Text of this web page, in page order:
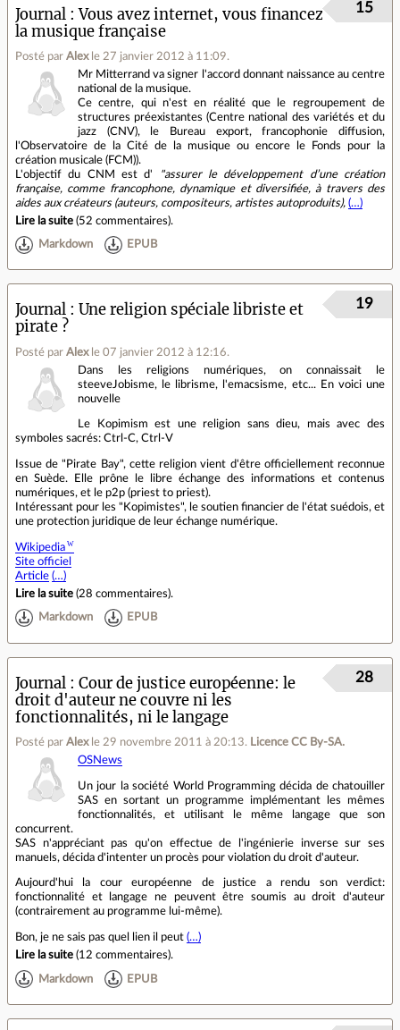
Journal
Vous avez internet, vous financez
la musique française
Posté par Alex le 27 janvier 2012 à 11:09.
15
Mr Mitterrand va signer l'accord donnant naissance au centre
national de la musique.
Ce centre, qui n'est en réalité que le regroupement de
structures préexistantes (Centre national des variétés et du
jazz (CNV), le Bureau export, francophonie diffusion,
l'Observatoire de la Cité de la musique ou encore le Fonds pour la
création musicale (FCM)).
L'objectif du CNM est d'
"assurer le développement d’une création
française, comme francophone, dynamique et diversifiée, à travers des
aides aux créateurs (auteurs, compositeurs, artistes autoproduits), (…)
Lire la suite (52 commentaires).
Markdown EPUB
Journal
Une religion spéciale libriste et
pirate ?
Posté par Alex le 07 janvier 2012 à 12:16.
19
Dans les religions numériques, on connaissait le
steeveJobisme, le librisme, l'emacsisme, etc... En voici une
nouvelle
Le Kopimism est une religion sans dieu, mais avec des
symboles sacrés: Ctrl-C, Ctrl-V
Issue de "Pirate Bay", cette religion vient d'être officiellement reconnue
en Suède. Elle prône le libre échange des informations et contenus
numériques, et le p2p (priest to priest).
Intéressant pour les "Kopimistes", le soutien financier de l'état suédois, et
une protection juridique de leur échange numérique.
Wikipedia
Site officiel
Article (…)
Lire la suite (28 commentaires).
Markdown EPUB
Journal
Cour de justice européenne: le
droit d'auteur ne couvre ni les
fonctionnalités, ni le langage
Posté par Alex le 29 novembre 2011 à 20:13. Licence CC By‑SA.
28
OSNews
Un jour la société World Programming décida de chatouiller
SAS en sortant un programme implémentant les mêmes
fonctionnalités, et utilisant le même langage que son
concurrent.
SAS n'appréciant pas qu'on effectue de l'ingénierie inverse sur ses
manuels, décida d'intenter un procès pour violation du droit d'auteur.
Aujourd'hui la cour européenne de justice a rendu son verdict:
fonctionnalité et langage ne peuvent être soumis au droit d'auteur
(contrairement au programme lui-même).
Bon, je ne sais pas quel lien il peut (…)
Lire la suite (12 commentaires).
Markdown EPUB